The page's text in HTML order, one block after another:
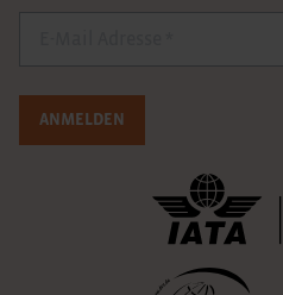
ANMELDEN